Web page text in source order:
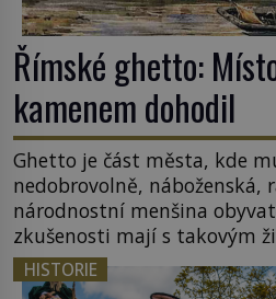
Římské ghetto:
kamenem dohodil
Ghetto je část města, kde
nedobrovolně, náboženská,
národnostní menšina
zkušenosti mají s takovým
středověku jsou totiž v
nějakém žít. Mezi ty
HISTORIE